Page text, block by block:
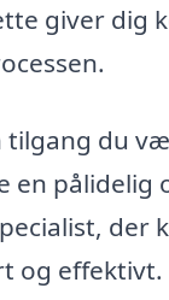
giver dig
tilgang du
en pålidelig
der
og effektivt.